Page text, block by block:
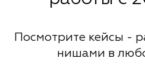
Посмотрите кейсы -
нишами в